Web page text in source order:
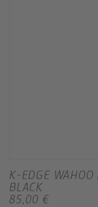
K-EDGE
BLACK
85,00 €